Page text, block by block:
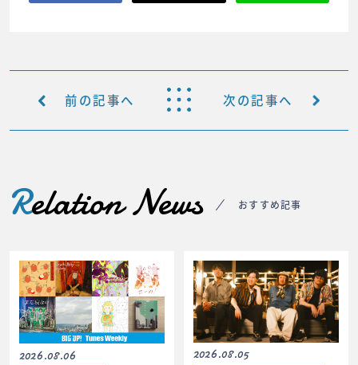
前の記事へ 次の記事へ
Relation News おすすめ記事
2026.08.06 2026.08.05